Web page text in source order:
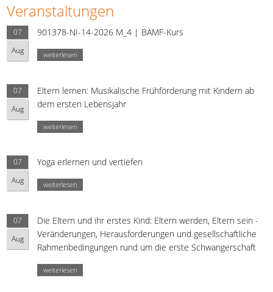
Veranstaltungen
07
Aug
901378-NI-14-2026 M_4 | BAMF-Kurs
weiterlesen
07
Aug
Eltern lernen: Musikalische Frühförderung mit Kindern ab
dem ersten Lebensjahr
weiterlesen
07
Aug
Yoga erlernen und vertiefen
weiterlesen
07
Aug
Die Eltern und ihr erstes Kind: Eltern werden, Eltern sein -
Veränderungen, Herausforderungen und gesellschaftliche
Rahmenbedingungen rund um die erste Schwangerschaft
weiterlesen